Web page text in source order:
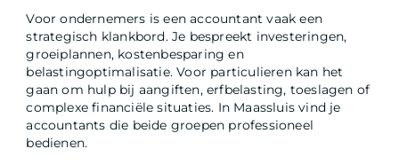
Voor ondernemers is een accountant vaak een
strategisch klankbord. Je bespreekt investeringen,
groeiplannen, kostenbesparing en
belastingoptimalisatie. Voor particulieren kan het
gaan om hulp bij aangiften, erfbelasting, toeslagen of
complexe financiële situaties. In Maassluis vind je
accountants die beide groepen professioneel
bedienen.